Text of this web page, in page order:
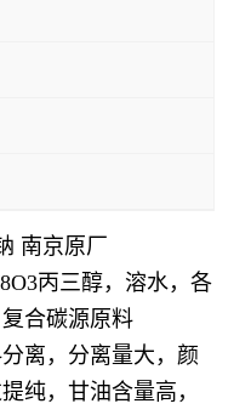
南京原厂
丙三醇，溶水，各
合碳源原料
离，分离量大，颜
纯，甘油含量高，